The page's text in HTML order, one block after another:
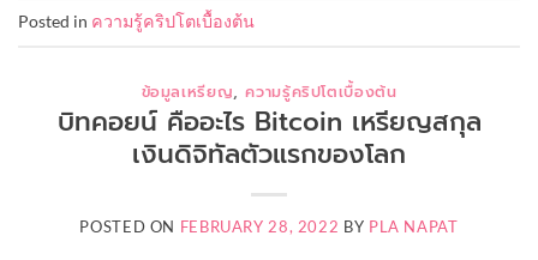
Posted in ความรู้คริปโตเบื้องต้น
ข้อมูลเหรียญ,ความรู้คริปโตเบื้องต้น
บิทคอยน์ คืออะไร Bitcoin เหรียญสกุล
เงินดิจิทัลตัวแรกของโลก
POSTED ON FEBRUARY 28, 2022 BY PLA NAPAT